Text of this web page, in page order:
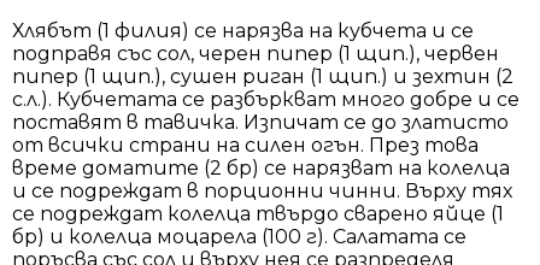
Хлябът (1 филия) се нарязва на кубчета и се
подправя със сол, черен пипер (1 щип.), червен
пипер (1 щип.), сушен риган (1 щип.) и зехтин (2
с.л.). Кубчетата се разбъркват много добре и се
поставят в тавичка. Изпичат се до златисто
от всички страни на силен огън. През това
време доматите (2 бр) се нарязват на колелца
и се подреждат в порционни чинни. Върху тях
се подреждат колелца твърдо сварено яйце (1
бр) и колелца моцарела (100 г). Салатата се
поръсва със сол и върху нея се разпределя